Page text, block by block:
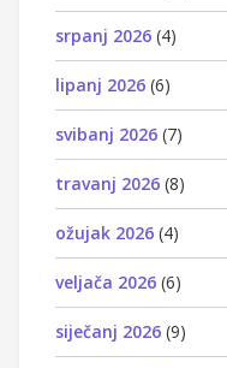
srpanj 2026 (4)
lipanj 2026 (6)
svibanj 2026 (7)
travanj 2026 (8)
ožujak 2026 (4)
veljača 2026 (6)
siječanj 2026 (9)